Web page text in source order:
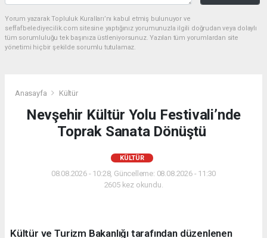
Yorum yazarak Topluluk Kuralları’nı kabul etmiş bulunuyor ve
seffafbelediyecilik.com sitesine yaptığınız yorumunuzla ilgili doğrudan veya dolaylı
tüm sorumluluğu tek başınıza üstleniyorsunuz. Yazılan tüm yorumlardan site
yönetimi hiçbir şekilde sorumlu tutulamaz.
Anasayfa Kültür
Nevşehir Kültür Yolu Festivali’nde
Toprak Sanata Dönüştü
KÜLTÜR
08.08.2026 - 10:28, Güncelleme: 08.08.2026 - 11:30
2605 kez okundu.
Kültür ve Turizm Bakanlığı tarafından düzenlenen